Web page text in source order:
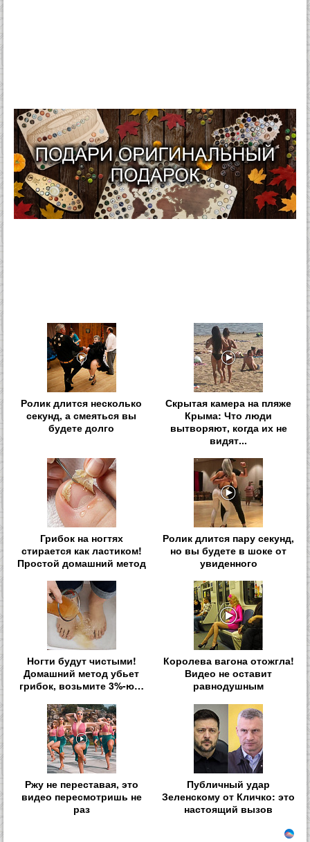
Ролик длится несколько
секунд, а смеяться вы
будете долго
Скрытая камера на пляже
Крыма: Что люди
вытворяют, когда их не
видят...
Грибок на ногтях
стирается как ластиком!
Простой домашний метод
Ролик длится пару секунд,
но вы будете в шоке от
увиденного
Ногти будут чистыми!
Домашний метод убьет
грибок, возьмите 3%-ю…
Королева вагона отожгла!
Видео не оставит
равнодушным
Ржу не переставая, это
видео пересмотришь не
раз
Публичный удар
Зеленскому от Кличко: это
настоящий вызов